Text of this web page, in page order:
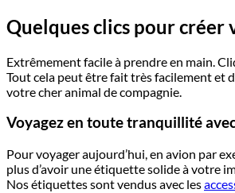
Quelques clics pour
Extrêmement facile à prendre en main.
Tout cela peut être fait très facilement et
votre cher animal de compagnie.
Voyagez en toute tranquillité
Pour voyager aujourd’hui, en avion par
plus d’avoir une étiquette solide à votre
Nos étiquettes sont vendus avec les